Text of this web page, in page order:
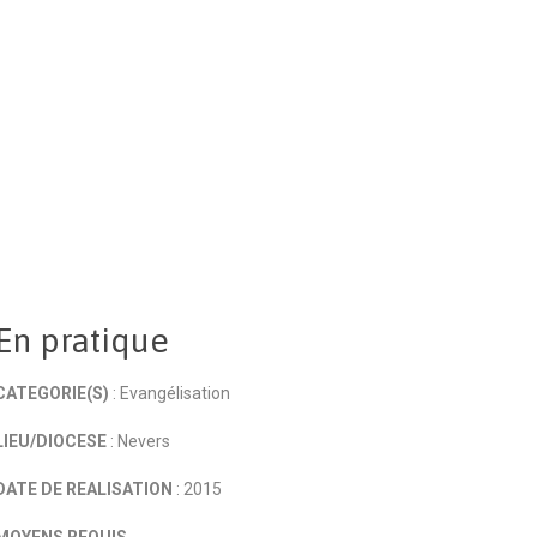
pratique
: Evangélisation
DIOCESE : Nevers
DE REALISATION : 2015